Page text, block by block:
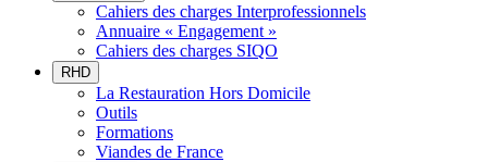
Cahiers des charges Interprofessionnels
Annuaire « Engagement »
Cahiers des charges SIQO
RHD
La Restauration Hors Domicile
Outils
Formations
Viandes de France